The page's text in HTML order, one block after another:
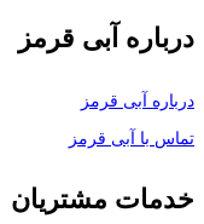
درباره آبی قرمز
درباره آبی قرمز
تماس با آبی قرمز
خدمات مشتریان